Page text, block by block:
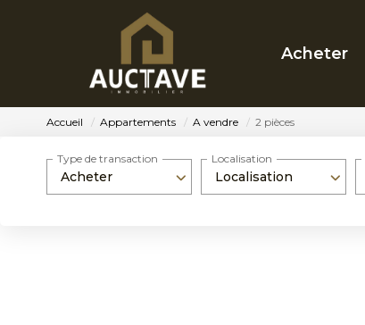
Acheter
Accueil Appartements A vendre 2 pièces
Acheter
Type de transaction
Localisation
Localisation